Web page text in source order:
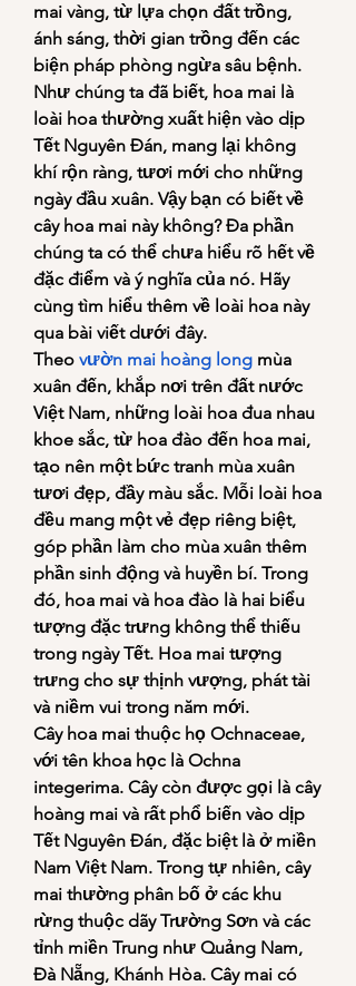
mai vàng, từ lựa chọn đất trồng,
ánh sáng, thời gian trồng đến các
biện pháp phòng ngừa sâu bệnh.
Như chúng ta đã biết, hoa mai là
loài hoa thường xuất hiện vào dịp
Tết Nguyên Đán, mang lại không
khí rộn ràng, tươi mới cho những
ngày đầu xuân. Vậy bạn có biết về
cây hoa mai này không? Đa phần
chúng ta có thể chưa hiểu rõ hết về
đặc điểm và ý nghĩa của nó. Hãy
cùng tìm hiểu thêm về loài hoa này
qua bài viết dưới đây.
Theo vườn mai hoàng long mùa
xuân đến, khắp nơi trên đất nước
Việt Nam, những loài hoa đua nhau
khoe sắc, từ hoa đào đến hoa mai,
tạo nên một bức tranh mùa xuân
tươi đẹp, đầy màu sắc. Mỗi loài hoa
đều mang một vẻ đẹp riêng biệt,
góp phần làm cho mùa xuân thêm
phần sinh động và huyền bí. Trong
đó, hoa mai và hoa đào là hai biểu
tượng đặc trưng không thể thiếu
trong ngày Tết. Hoa mai tượng
trưng cho sự thịnh vượng, phát tài
và niềm vui trong năm mới.
Cây hoa mai thuộc họ Ochnaceae,
với tên khoa học là Ochna
integerima. Cây còn được gọi là cây
hoàng mai và rất phổ biến vào dịp
Tết Nguyên Đán, đặc biệt là ở miền
Nam Việt Nam. Trong tự nhiên, cây
mai thường phân bố ở các khu
rừng thuộc dãy Trường Sơn và các
tỉnh miền Trung như Quảng Nam,
Đà Nẵng, Khánh Hòa. Cây mai có